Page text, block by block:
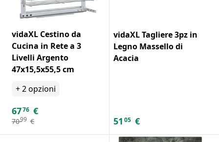
vidaXL Cestino da
Cucina in Rete a 3
Livelli Argento
47x15,5x55,5 cm
+2opzioni
6776 €
7099 €
vidaXL Tagliere 3pz in
Legno Massello di
Acacia
51 05 €